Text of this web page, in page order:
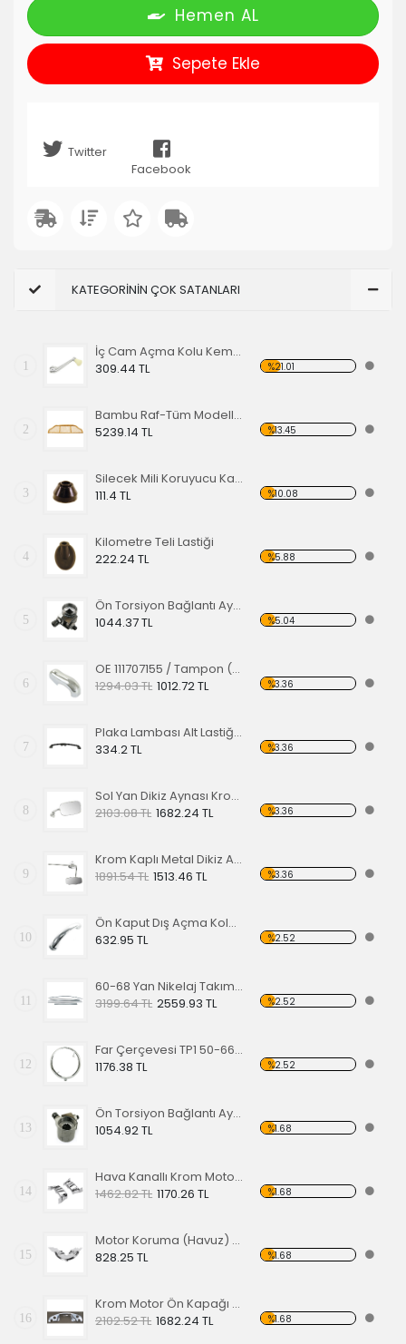
Hemen AL
Sepete Ekle
Twitter
Facebook
KATEGORİNİN ÇOK SATANLARI
1
İç Cam Açma Kolu Kemik Renk-56-67 EA
309.44 TL
%21.01
2
Bambu Raf-Tüm Modeller İçin
5239.14 TL
%13.45
3
Silecek Mili Koruyucu Kapak
111.4 TL
%10.08
4
Kilometre Teli Lastiği
222.24 TL
%5.88
5
Ön Torsiyon Bağlantı Ayarlayıcı (ADJUSTER ) 60-65
1044.37 TL
%5.04
6
OE 111707155 / Tampon (Babası) Koruma Krom 1200-1300 52-67
1294.03 TL 1012.72 TL %3.36
7
Plaka Lambası Alt Lastiği 67-79 EA
334.2 TL
%3.36
8
Sol Yan Dikiz Aynası Krom 68-79
2103.08 TL 1682.24 TL %3.36
9
Krom Kaplı Metal Dikiz Aynası 57
1891.54 TL 1513.46 TL %3.36
10
Ön Kaput Dış Açma Kolu Nikelajlı 52-67
632.95 TL
%2.52
11
60-68 Yan Nikelaj Takımı Kalın Tip
3199.64 TL 2559.93 TL %2.52
12
Far Çerçevesi TP1 50-66 TP2 50-67
1176.38 TL
%2.52
13
Ön Torsiyon Bağlantı Ayarlayıcı (ADJUSTER ) 66 Ve Üstü Modeller İçin
1054.92 TL
%1.68
14
Hava Kanallı Krom Motor Arka Kapağı
1462.82 TL 1170.26 TL %1.68
15
Motor Koruma (Havuz) Sacı Alt Krom
828.25 TL
%1.68
16
Krom Motor Ön Kapağı (Havuz) Nikelajlı
2102.52 TL 1682.24 TL %1.68